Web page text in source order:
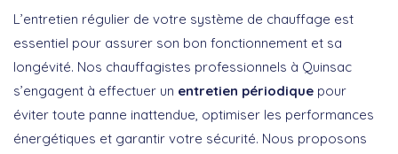
L’entretien régulier de votre système de chauffage est
essentiel pour assurer son bon fonctionnement et sa
longévité. Nos chauffagistes professionnels à Quinsac
s’engagent à effectuer un entretien périodique pour
éviter toute panne inattendue, optimiser les performances
énergétiques et garantir votre sécurité. Nous proposons